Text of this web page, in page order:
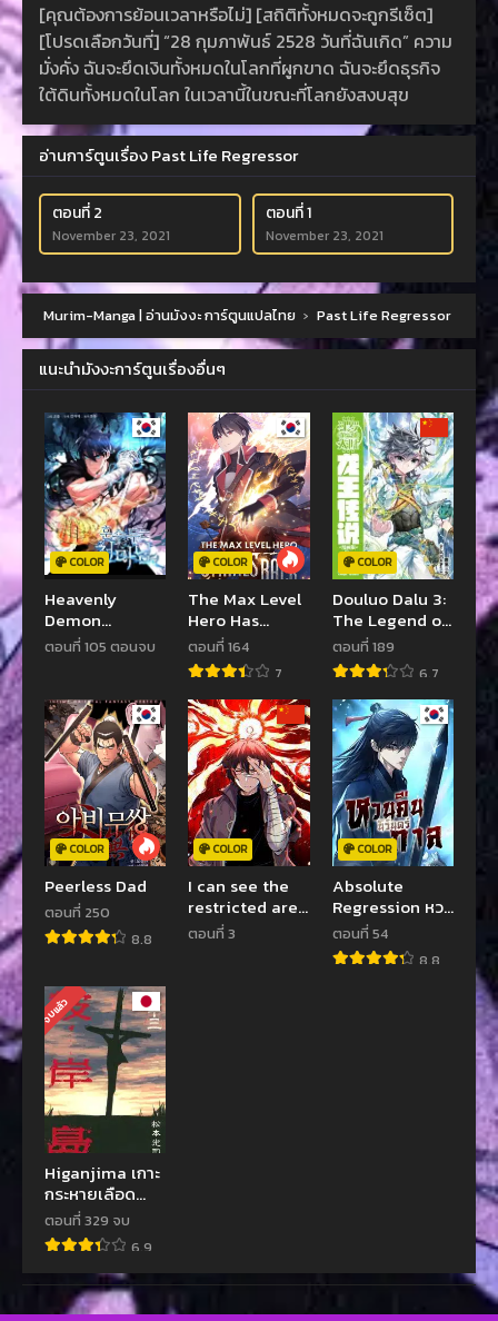
[คุณต้องการย้อนเวลาหรือไม่] [สถิติทั้งหมดจะถูกรีเซ็ต]
[โปรดเลือกวันที่] “28 กุมภาพันธ์ 2528 วันที่ฉันเกิด” ความ
มั่งคั่ง ฉันจะยึดเงินทั้งหมดในโลกที่ผูกขาด ฉันจะยึดธุรกิจ
ใต้ดินทั้งหมดในโลก ในเวลานี้ในขณะที่โลกยังสงบสุข
อ่านการ์ตูนเรื่อง Past Life Regressor
ตอนที่ 2
November 23, 2021
ตอนที่ 1
November 23, 2021
Murim-Manga | อ่านมังงะ การ์ตูนแปลไทย › Past Life Regressor
แนะนำมังงะการ์ตูนเรื่องอื่นๆ
COLOR
Heavenly
Demon
Instructor
ตอนที่ 105 ตอนจบ
COLOR
The Max Level
Hero Has
Returned!
ตอนที่ 164
7
COLOR
Douluo Dalu 3:
The Legend of
the Dragon
King
ตอนที่ 189
6.7
COLOR
Peerless Dad
ตอนที่ 250
8.8
COLOR
I can see the
restricted area
rules – ฉันคือผู้
ตอนที่ 3
COLOR
Absolute
Regression หวน
คืนนิรันดร์กาล
ตอนที่ 54
8.8
จบแล้ว
Higanjima เกาะ
กระหายเลือด
ภาคหนึ่ง
ตอนที่ 329 จบ
6.9